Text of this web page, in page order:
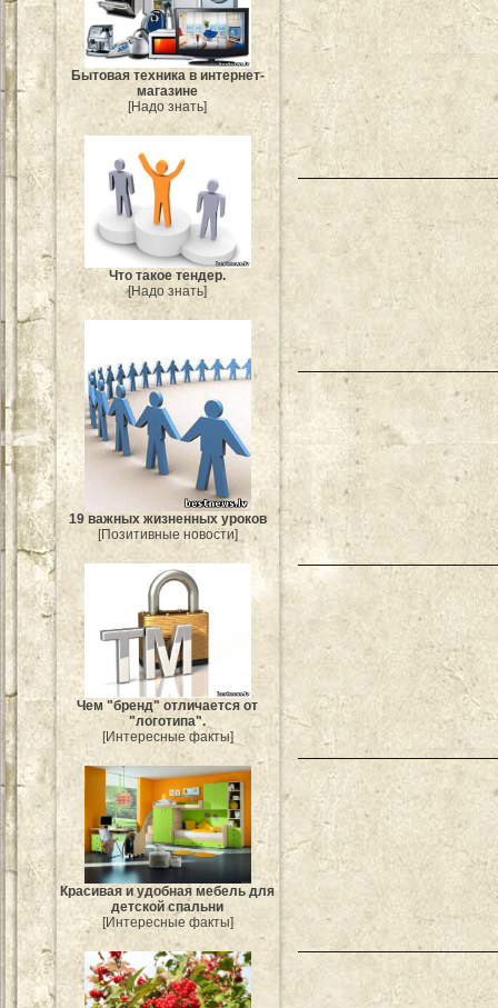
Бытовая техника в интернет-
магазине
[Надо знать]
Что такое тендер.
[Надо знать]
19 важных жизненных уроков
[Позитивные новости]
Чем "бренд" отличается от
"логотипа".
[Интересные факты]
Красивая и удобная мебель для
детской спальни
[Интересные факты]